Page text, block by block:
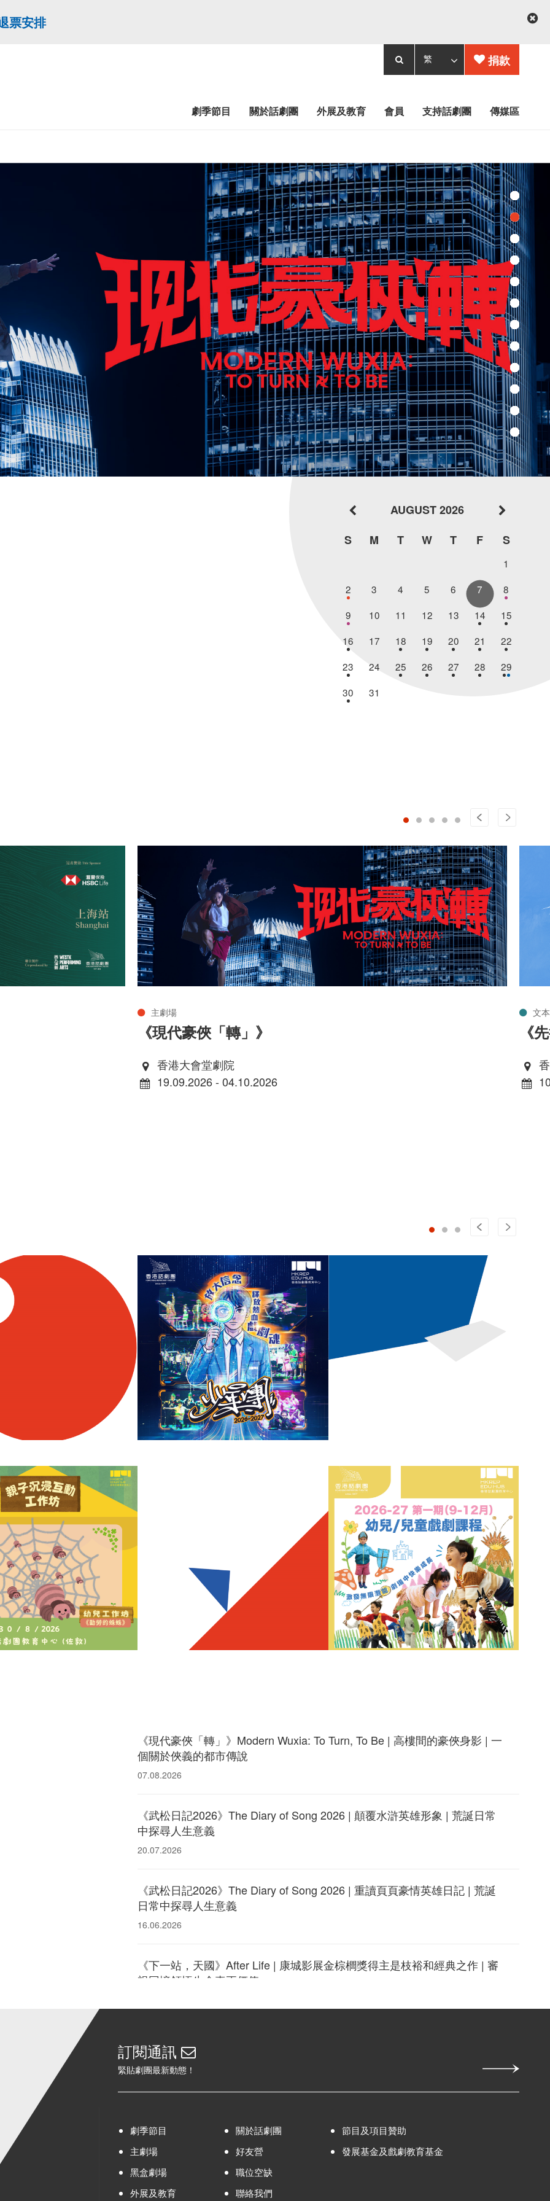
票安排
劇季節目 關於話劇團 外展及教育 會員 支持話劇團 傳媒區
捐款
AUGUST 2026
S
M T W T F S
1
2
3 4 5 6 7
8
9
10 11 12 13 14
15
16
17 18 19 20 21
22
23
24 25 26 27 28
29
30
31
主劇場
《現代豪俠「轉」》
香港大會堂劇院
19.09.2026 - 04.10.2026
文
《
《現代豪俠「轉」》Modern Wuxia: To Turn, To Be | 高樓間的豪俠身影 | 一
個關於俠義的都市傳說
07.08.2026
《武松日記2026》The Diary of Song 2026 | 顛覆水滸英雄形象 | 荒誕日常
中探尋人生意義
20.07.2026
《武松日記2026》The Diary of Song 2026 | 重讀頁頁豪情英雄日記 | 荒誕
日常中探尋人生意義
16.06.2026
《下一站，天國》After Life | 康城影展金棕櫚獎得主是枝裕和經典之作 | 審
視回憶領悟生命真正價值
構往昔回憶 凝視生命此刻
23.04.2026
起接受預訂
24.03.2026
《都是龍袍惹的禍》 The Emperor, his Mom, a Eunuch and a Man | 清宮詭
訂閱通訊
緊貼劇團最新動態！
劇季節目
主劇場
黑盒劇場
外展及教育
關於話劇團
好友營
職位空缺
聯絡我們
節目及項目贊助
發展基金及戲劇教育基金